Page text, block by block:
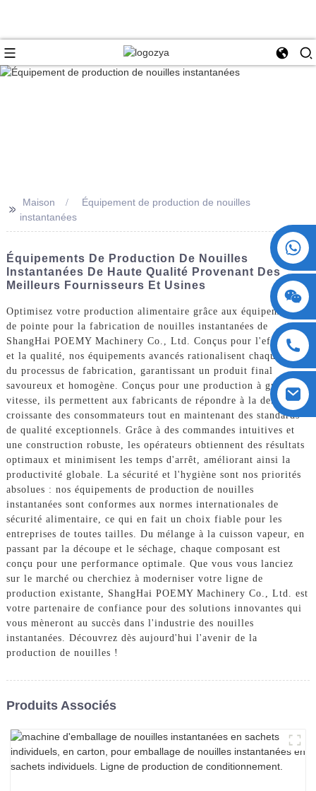
>>
Maison
Équipement de production de nouilles
instantanées
Équipements De Production De Nouilles
Instantanées De Haute Qualité Provenant Des
Meilleurs Fournisseurs Et Usines
Optimisez votre production alimentaire grâce aux équipements
de pointe pour la fabrication de nouilles instantanées de
ShangHai POEMY Machinery Co., Ltd. Conçus pour l'efficacité
et la qualité, nos équipements avancés rationalisent chaque étape
du processus de fabrication, garantissant un produit final
savoureux et homogène. Conçus pour une production à grande
vitesse, ils permettent aux fabricants de répondre à la demande
croissante des consommateurs tout en maintenant des standards
de qualité exceptionnels. Grâce à des commandes intuitives et
une construction robuste, les opérateurs obtiennent des résultats
optimaux et minimisent les temps d'arrêt, améliorant ainsi la
productivité globale. La sécurité et l'hygiène sont nos priorités
absolues : nos équipements de production de nouilles
instantanées sont conformes aux normes internationales de
sécurité alimentaire, ce qui en fait un choix fiable pour les
entreprises de toutes tailles. Du mélange à la cuisson vapeur, en
passant par la découpe et le séchage, chaque composant est
conçu pour une performance optimale. Que vous vous lanciez
sur le marché ou cherchiez à moderniser votre ligne de
production existante, ShangHai POEMY Machinery Co., Ltd. est
votre partenaire de confiance pour des solutions innovantes qui
vous mèneront au succès dans l'industrie des nouilles
instantanées. Découvrez dès aujourd'hui l'avenir de la
production de nouilles !
Produits Associés